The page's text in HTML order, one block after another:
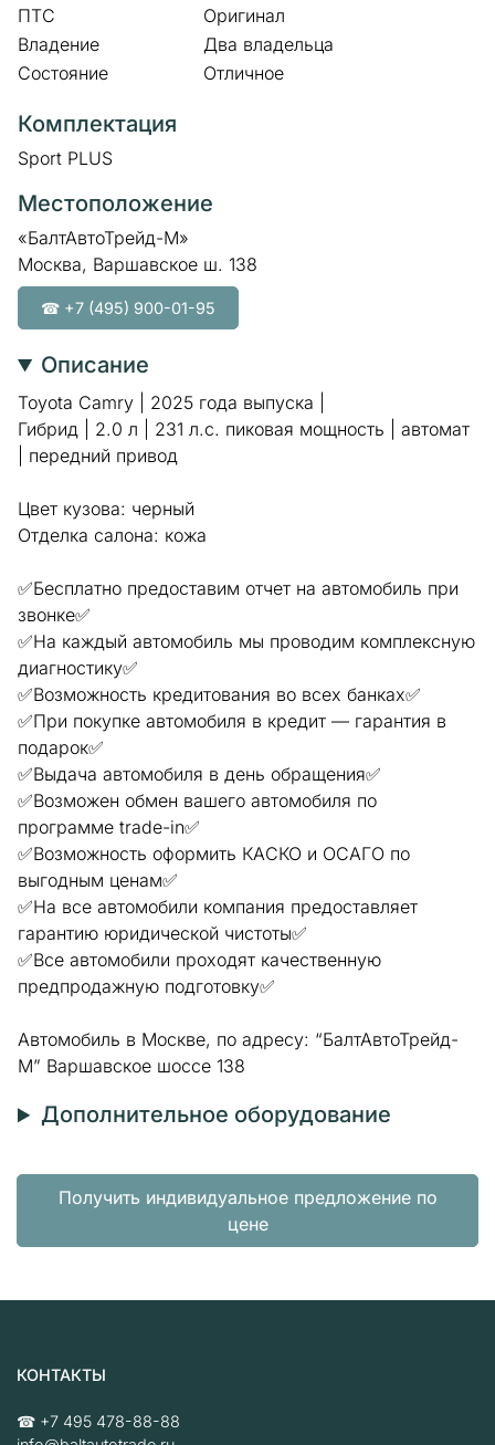
ПТС
Оригинал
Владение
Два владельца
Состояние
Отличное
Комплектация
Sport PLUS
Местоположение
«БалтАвтоТрейд-М»
Москва, Варшавское ш. 138
☎ +7 (495) 900-01-95
Описание
Toyota Camry | 2025 года выпуска |
Гибрид | 2.0 л | 231 л.с. пиковая мощность | автомат
| передний привод
Цвет кузова: черный
Отделка салона: кожа
✅Бесплатно предоставим отчет на автомобиль при
звонке✅
✅На каждый автомобиль мы проводим комплексную
диагностику✅
✅Возможность кредитования во всех банках✅
✅При покупке автомобиля в кредит — гарантия в
подарок✅
✅Выдача автомобиля в день обращения✅
✅Возможен обмен вашего автомобиля по
программе trade-in✅
✅Возможность оформить КАСКО и ОСАГО по
выгодным ценам✅
✅На все автомобили компания предоставляет
гарантию юридической чистоты✅
✅Все автомобили проходят качественную
предпродажную подготовку✅
Автомобиль в Москве, по адресу: “БалтАвтоТрейд-
М” Варшавское шоссе 138
Дополнительное оборудование
Получить индивидуальное предложение по
цене
КОНТАКТЫ
☎ +7 495 478-88-88